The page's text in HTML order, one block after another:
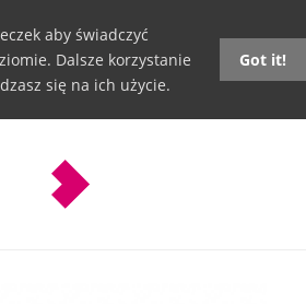
aby świadczyć
Dalsze korzystanie
się na ich użycie.
Got it!